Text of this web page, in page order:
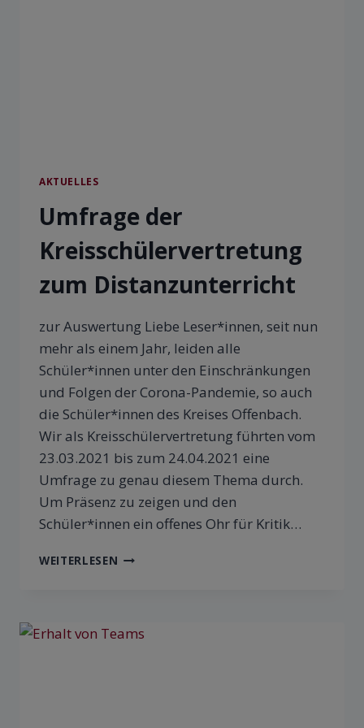
AKTUELLES
Umfrage der
Kreisschülervertretung
zum Distanzunterricht
zur Auswertung Liebe Leser*innen, seit nun
mehr als einem Jahr, leiden alle
Schüler*innen unter den Einschränkungen
und Folgen der Corona-Pandemie, so auch
die Schüler*innen des Kreises Offenbach.
Wir als Kreisschülervertretung führten vom
23.03.2021 bis zum 24.04.2021 eine
Umfrage zu genau diesem Thema durch.
Um Präsenz zu zeigen und den
Schüler*innen ein offenes Ohr für Kritik…
WEITERLESEN